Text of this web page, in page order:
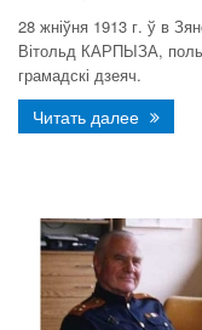
28 жніўня 1913 г. ў в
Вітольд КАРПЫЗА,
грамадскі дзеяч.
Читать далее